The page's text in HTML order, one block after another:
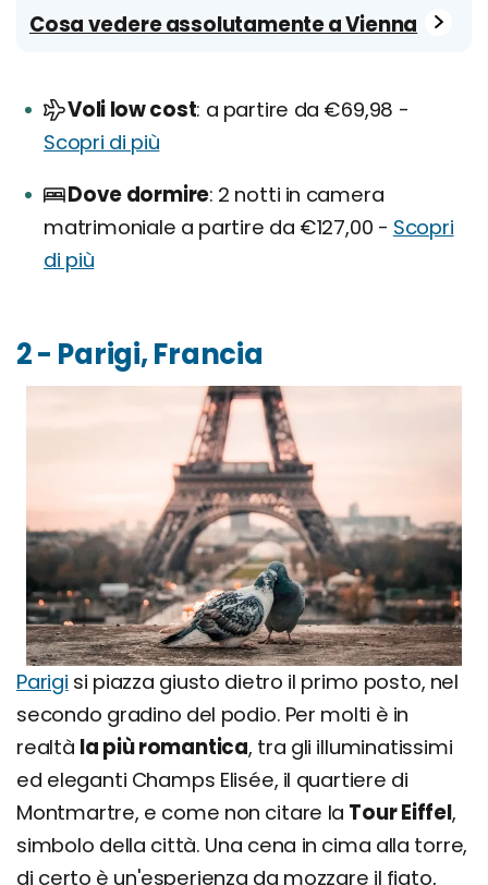
Cosa vedere assolutamente a Vienna
Voli low cost a partire da €69,98 -
Scopri di più
Dove dormire 2 notti in camera
matrimoniale a partire da €127,00 - Scopri
di più
2 - Parigi, Francia
Parigi si piazza giusto dietro il primo posto, nel
secondo gradino del podio. Per molti è in
realtà la più romantica, tra gli illuminatissimi
ed eleganti Champs Elisée, il quartiere di
Montmartre, e come non citare la Tour Eiffel,
simbolo della città. Una cena in cima alla torre,
di certo è un'esperienza da mozzare il fiato,